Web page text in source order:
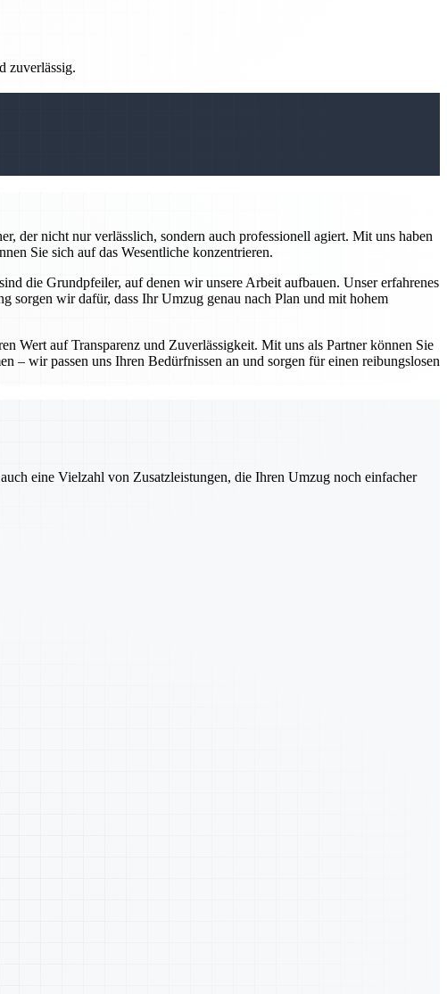
zuverlässig.
der nicht nur verlässlich, sondern auch professionell agiert. Mit uns haben
Sie sich auf das Wesentliche konzentrieren.
die Grundpfeiler, auf denen wir unsere Arbeit aufbauen. Unser erfahrenes
sorgen wir dafür, dass Ihr Umzug genau nach Plan und mit hohem
Wert auf Transparenz und Zuverlässigkeit. Mit uns als Partner können Sie
– wir passen uns Ihren Bedürfnissen an und sorgen für einen reibungslosen
eine Vielzahl von Zusatzleistungen, die Ihren Umzug noch einfacher